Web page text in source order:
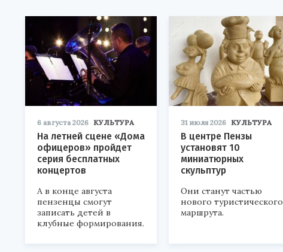
6 августа 2026 КУЛЬТУРА
На летней сцене «Дома
офицеров» пройдет
серия бесплатных
концертов
А в конце августа
пензенцы смогут
записать детей в
клубные формирования.
31 июля 2026 КУЛЬТУРА
В центре Пензы
установят 10
миниатюрных
скульптур
Они станут частью
нового туристического
маршрута.